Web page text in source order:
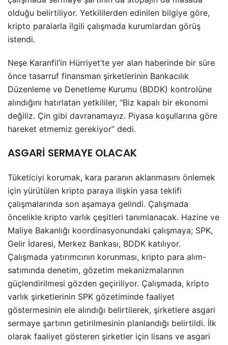
olduğu belirtiliyor. Yetkililerden edinilen bilgiye göre,
kripto paralarla ilgili çalışmada kurumlardan görüş
istendi.
Neşe Karanfil’in Hürriyet’te yer alan haberinde bir süre
önce tasarruf finansman şirketlerinin Bankacılık
Düzenleme ve Denetleme Kurumu (BDDK) kontrolüne
alındığını hatırlatan yetkililer, “Biz kapalı bir ekonomi
değiliz. Çin gibi davranamayız. Piyasa koşullarına göre
hareket etmemiz gerekiyor” dedi.
ASGARİ SERMAYE OLACAK
Tüketiciyi korumak, kara paranın aklanmasını önlemek
için yürütülen kripto paraya ilişkin yasa teklifi
çalışmalarında son aşamaya gelindi. Çalışmada
öncelikle kripto varlık çeşitleri tanımlanacak. Hazine ve
Maliye Bakanlığı koordinasyonundaki çalışmaya; SPK,
Gelir İdaresi, Merkez Bankası, BDDK katılıyor.
Çalışmada yatırımcının korunması, kripto para alım-
satımında denetim, gözetim mekanizmalarının
güçlendirilmesi gözden geçiriliyor. Çalışmada, kripto
varlık şirketlerinin SPK gözetiminde faaliyet
göstermesinin ele alındığı belirtilerek, şirketlere asgari
sermaye şartının getirilmesinin planlandığı belirtildi. İlk
olarak faaliyet gösteren şirketler için lisans ve asgari